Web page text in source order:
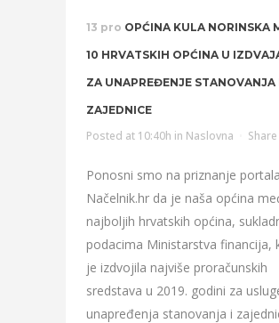
13 pro OPĆINA KULA NORINSKA
10 HRVATSKIH OPĆINA U
ZA UNAPREĐENJE STANOVANJA
ZAJEDNICE
Posted at 10:40h in Naslovna Share
Ponosni smo na priznanje portala
Načelnik.hr da je naša općina
najboljih hrvatskih općina,
podacima Ministarstva financija,
je izdvojila najviše proračunskih
sredstava u 2019. godini za
unapređenja stanovanja i